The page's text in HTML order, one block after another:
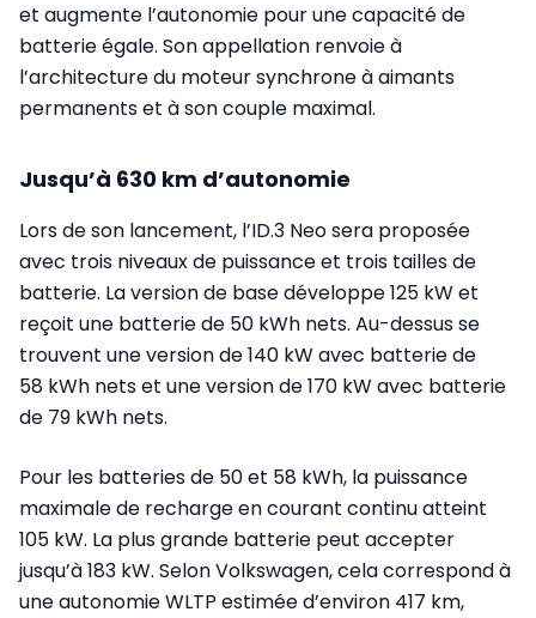
et augmente l’autonomie pour une capacité de
batterie égale. Son appellation renvoie à
l’architecture du moteur synchrone à aimants
permanents et à son couple maximal.
Jusqu’à 630 km d’autonomie
Lors de son lancement, l’ID.3 Neo sera proposée
avec trois niveaux de puissance et trois tailles de
batterie. La version de base développe 125 kW et
reçoit une batterie de 50 kWh nets. Au-dessus se
trouvent une version de 140 kW avec batterie de
58 kWh nets et une version de 170 kW avec batterie
de 79 kWh nets.
Pour les batteries de 50 et 58 kWh, la puissance
maximale de recharge en courant continu atteint
105 kW. La plus grande batterie peut accepter
jusqu’à 183 kW. Selon Volkswagen, cela correspond à
une autonomie WLTP estimée d’environ 417 km,